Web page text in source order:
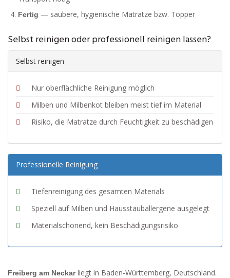
Fertig — saubere, hygienische Matratze bzw. Topper
Selbst reinigen oder professionell reinigen lassen?
Selbst reinigen
Nur oberflächliche Reinigung möglich
Milben und Milbenkot bleiben meist tief im Material
Risiko, die Matratze durch Feuchtigkeit zu beschädigen
Professionelle Reinigung
Tiefenreinigung des gesamten Materials
Speziell auf Milben und Hausstauballergene ausgelegt
Materialschonend, kein Beschädigungsrisiko
Freiberg am Neckarliegt in Baden-Württemberg, Deutschland.